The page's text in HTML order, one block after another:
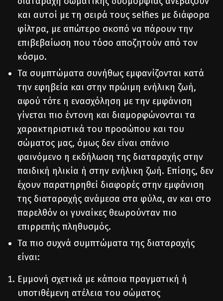
και αυτοί με τη σειρά τους selfies με διάφορα
φίλτρα, με απώτερο σκοπό να πάρουν την
επιβεβαίωση που τόσο αποζητούν από τον
κόσμο.
Τα συμπτώματα συνήθως εμφανίζονται κατά
την εφηβεία και στην πρώιμη ενήλικη ζωή,
αφού τότε η ενασχόληση με την εμφάνιση
γίνεται πιο έντονη και διαμορφώνονται τα
χαρακτηριστικά του προσώπου και του
σώματος μας, όμως δεν είναι σπάνιο
φαινόμενο η εκδήλωση της διαταραχής στην
παιδική ηλικία ή στην ενήλικη ζωή. Επίσης, δεν
έχουν παρατηρηθεί διαφορές στην εμφάνιση
της διαταραχής ανάμεσα στα φύλα, αν και στο
παρελθόν οι γυναίκες θεωρούνταν πιο
επιρρεπής πληθυσμός.
Τα πιο συχνά συμπτώματα της διαταραχής
είναι:
Εμμονή σχετικά με κάποια πραγματική ή
υποτιθέμενη ατέλεια του σώματος